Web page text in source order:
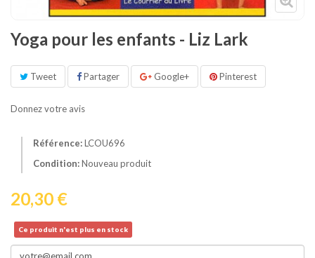
Yoga pour les enfants - Liz Lark
Tweet Partager Google+ Pinterest
Donnez votre avis
Référence:LCOU696
Condition:Nouveau produit
20,30 €
Ce produit n'est plus en stock